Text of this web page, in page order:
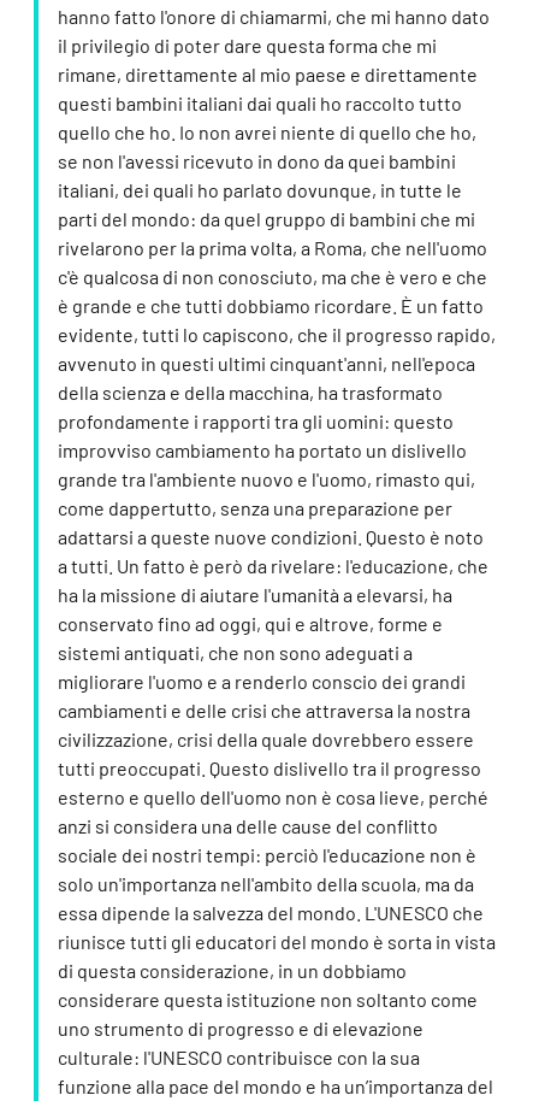
hanno fatto l'onore di chiamarmi, che mi hanno dato
il privilegio di poter dare questa forma che mi
rimane, direttamente al mio paese e direttamente
questi bambini italiani dai quali ho raccolto tutto
quello che ho. Io non avrei niente di quello che ho,
se non l'avessi ricevuto in dono da quei bambini
italiani, dei quali ho parlato dovunque, in tutte le
parti del mondo: da quel gruppo di bambini che mi
rivelarono per la prima volta, a Roma, che nell'uomo
c'è qualcosa di non conosciuto, ma che è vero e che
è grande e che tutti dobbiamo ricordare. È un fatto
evidente, tutti lo capiscono, che il progresso rapido,
avvenuto in questi ultimi cinquant'anni, nell'epoca
della scienza e della macchina, ha trasformato
profondamente i rapporti tra gli uomini: questo
improvviso cambiamento ha portato un dislivello
grande tra l'ambiente nuovo e l'uomo, rimasto qui,
come dappertutto, senza una preparazione per
adattarsi a queste nuove condizioni. Questo è noto
a tutti. Un fatto è però da rivelare: l'educazione, che
ha la missione di aiutare l'umanità a elevarsi, ha
conservato fino ad oggi, qui e altrove, forme e
sistemi antiquati, che non sono adeguati a
migliorare l'uomo e a renderlo conscio dei grandi
cambiamenti e delle crisi che attraversa la nostra
civilizzazione, crisi della quale dovrebbero essere
tutti preoccupati. Questo dislivello tra il progresso
esterno e quello dell'uomo non è cosa lieve, perché
anzi si considera una delle cause del conflitto
sociale dei nostri tempi: perciò l'educazione non è
solo un'importanza nell'ambito della scuola, ma da
essa dipende la salvezza del mondo. L'UNESCO che
riunisce tutti gli educatori del mondo è sorta in vista
di questa considerazione, in un dobbiamo
considerare questa istituzione non soltanto come
uno strumento di progresso e di elevazione
culturale: l'UNESCO contribuisce con la sua
funzione alla pace del mondo e ha un’importanza del